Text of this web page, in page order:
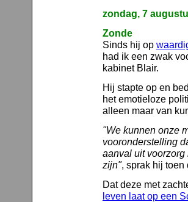
zondag, 7
Zonde
Sinds hij op
had ik een zwak
kabinet Blair.
Hij stapte op en
het emotieloze
alleen maar van
"We kunnen onze
vooronderstelling
aanval uit
zijn", sprak hij toen
Dat deze met
leven laat op een